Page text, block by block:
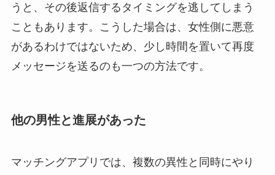
うと、その後返信するタイミングを逃してしまう
こともあります。こうした場合は、女性側に悪意
があるわけではないため、少し時間を置いて再度
メッセージを送るのも一つの方法です。
他の男性と進展があった
マッチングアプリでは、複数の異性と同時にやり